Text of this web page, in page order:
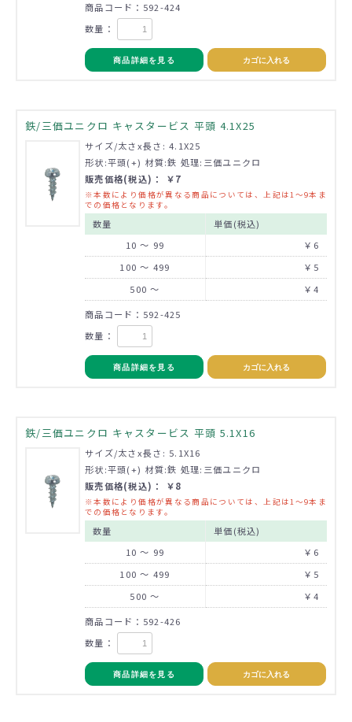
商品コード：592-424
数量：
商品詳細を見る カゴに入れる
鉄/三価ユニクロ キャスタービス 平頭 4.1X25
サイズ/太さx長さ: 4.1X25
形状:平頭(+) 材質:鉄 処理:三価ユニクロ
販売価格(税込)： ￥7
※本数により価格が異なる商品については、上記は1～9本ま
での価格となります。
数量
単価(税込)
10 ～ 99
￥6
100 ～ 499
￥5
500 ～
￥4
商品コード：592-425
数量：
商品詳細を見る カゴに入れる
鉄/三価ユニクロ キャスタービス 平頭 5.1X16
サイズ/太さx長さ: 5.1X16
形状:平頭(+) 材質:鉄 処理:三価ユニクロ
販売価格(税込)： ￥8
※本数により価格が異なる商品については、上記は1～9本ま
での価格となります。
数量
単価(税込)
10 ～ 99
￥6
100 ～ 499
￥5
500 ～
￥4
商品コード：592-426
数量：
商品詳細を見る カゴに入れる